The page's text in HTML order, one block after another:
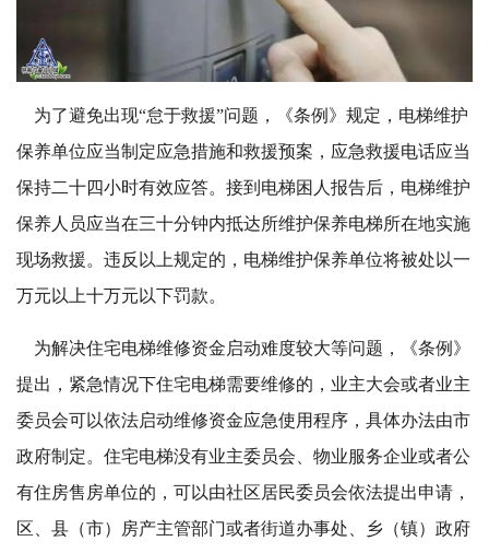
为了避免出现“怠于救援”问题，《条例》规定，电梯维护
保养单位应当制定应急措施和救援预案，应急救援电话应当
保持二十四小时有效应答。接到电梯困人报告后，电梯维护
保养人员应当在三十分钟内抵达所维护保养电梯所在地实施
现场救援。违反以上规定的，电梯维护保养单位将被处以一
万元以上十万元以下罚款。
为解决住宅电梯维修资金启动难度较大等问题，《条例》
提出，紧急情况下住宅电梯需要维修的，业主大会或者业主
委员会可以依法启动维修资金应急使用程序，具体办法由市
政府制定。住宅电梯没有业主委员会、物业服务企业或者公
有住房售房单位的，可以由社区居民委员会依法提出申请，
区、县（市）房产主管部门或者街道办事处、乡（镇）政府